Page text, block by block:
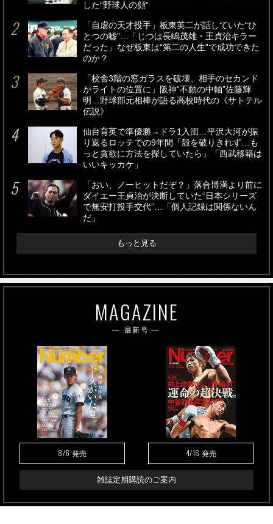
した“野球人の顔”
「自虐の天才投手」板東英二が話していた“ひ
とつの嘘”…「じつは長嶋茂雄・王貞治キラー
だった」なぜ板東は“第二の人生”で成功できた
のか？
「校舎3階の窓ガラスを破壊、相手のセカンド
がライトの位置に」阪神“不動の中軸”佐藤輝
明…野球部元相棒が語る高校時代の《サトテル
伝説》
仙台育英で準優勝→ドラ1入団…平沢大河が振
り返るロッテでの9年間「殻を破りきれず…も
っと貪欲に方法を探していたら」「西武移籍は
いいキッカケ」
「おい、ノーヒットだぞ？」落合博満より前に
ダイエー王貞治が決断していた“日本シリーズ
で無安打投手交代”…「個人記録は関係ないん
だ」
もっと見る
MAGAZINE
最新号
8/6 発売 4/16 発売
雑誌定期購読のご案内